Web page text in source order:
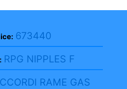
673440
RPG NIPPLES F
RAME GAS